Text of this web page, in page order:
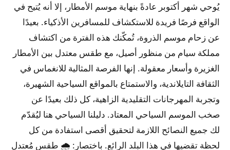
يُوحي شهر أكتوبر عادةً بنهاية موسم الأمطار، إلا أنه يُتيح في
الواقع فرصًا فريدة للاستكشاف للمسافرين الأذكياء. بعيدًا
عن زحام موسم الذروة، تُمكّنك هذه الفترة من اكتشاف
مملكة سيام من منظور أصيل، مع طقس معتدل بين الأمطار
الغزيرة وأسعار معقولة. إنها الفرصة المثالية للانغماس في
الثقافة التايلاندية، والاستمتاع بالمواقع السياحية الشهيرة،
وتجربة المهرجانات التقليدية الزاهية، كل ذلك بعيدًا عن
صخب الموسم السياحي المعتاد. دليلنا السياحي هنا ليُقدّم
لك جميع النصائح اللازمة لتحقيق أقصى استفادة من كل
لحظة تقضيها في هذا البلد الرائع. باختصار: 🌧️ ​​طقس مُعتدل